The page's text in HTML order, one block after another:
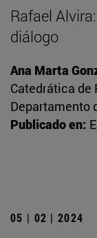
Rafael
diálogo
Ana Marta
Catedrática de
Departamento
Publicado en:
05 | 02 | 2024